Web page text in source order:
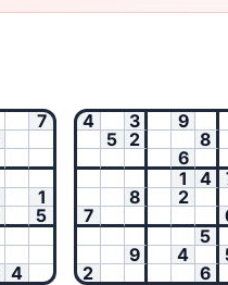
7
1
5
4
4 3
9
5 2 8
6
1
4
8
2
7
5
9
4
2
6